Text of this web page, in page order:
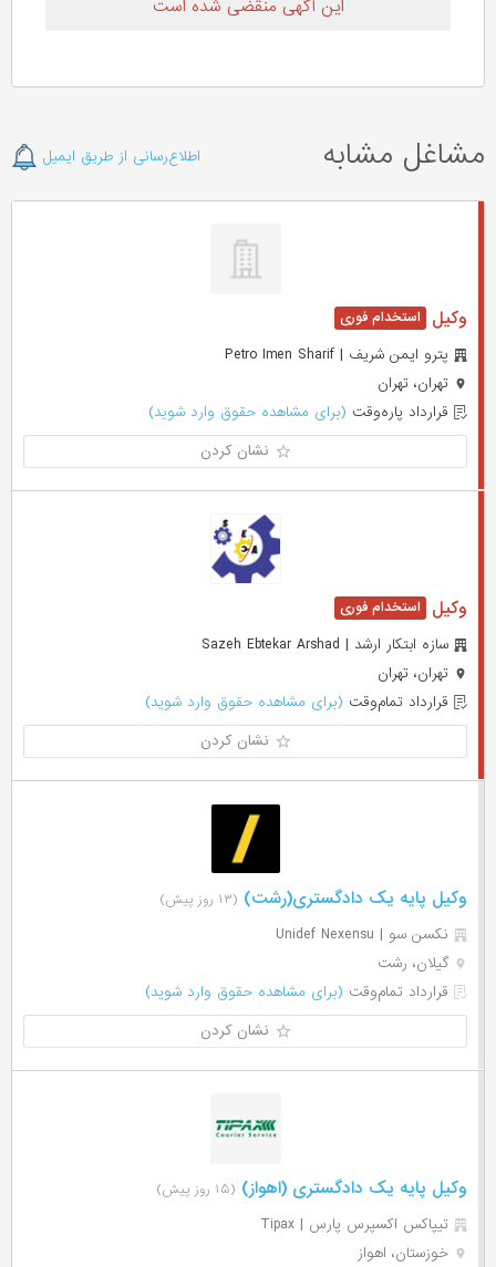
این آگهی منقضی شده است
مشاغل مشابه اطلاع‌رسانی از طریق ایمیل
وکیل
پترو ایمن شریف | Petro Imen Sharif
تهران، تهران
قرارداد پاره‌وقت (برای مشاهده حقوق وارد شوید)
نشان کردن
وکیل
سازه ابتکار ارشد | Sazeh Ebtekar Arshad
تهران، تهران
قرارداد تمام‌وقت (برای مشاهده حقوق وارد شوید)
نشان کردن
وکیل پایه یک دادگستری(رشت) (۱۳ روز پیش)
نکسن سو | Unidef Nexensu
گیلان، رشت
قرارداد تمام‌وقت (برای مشاهده حقوق وارد شوید)
نشان کردن
وکیل پایه یک دادگستری (اهواز) (۱۵ روز پیش)
تیپاکس اکسپرس پارس | Tipax
خوزستان، اهواز